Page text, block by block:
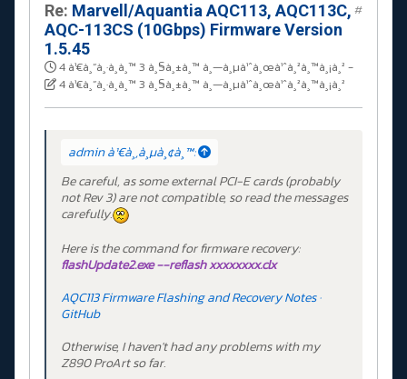
Re: Marvell/Aquantia AQC113, AQC113C,
AQC-113CS (10Gbps) Firmware Version
1.5.45
4 à¹€à¸”à¸·à¸­à¸™ 3 à¸§à¸±à¸™ à¸—à¸µà¹ˆà¸œà¹ˆà¸²à¸™à¸¡à¸² -
4 à¹€à¸”à¸·à¸­à¸™ 3 à¸§à¸±à¸™ à¸—à¸µà¹ˆà¸œà¹ˆà¸²à¸™à¸¡à¸²
#
admin à¹€à¸‚à¸µà¸¢à¸™:
Be careful, as some external PCI-E cards (probably
not Rev 3) are not compatible, so read the messages
carefully.
Here is the command for firmware recovery:
flashUpdate2.exe --reflash xxxxxxxx.clx
AQC113 Firmware Flashing and Recovery Notes ·
GitHub
Otherwise, I haven't had any problems with my
Z890 ProArt so far.